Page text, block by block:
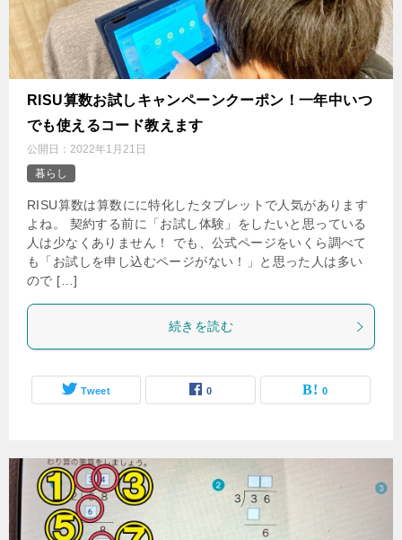
‌RISU算数お試しキャンペーンクーポン！一年中いつ
でも使えるコード教えます
公開日： 2022年1月21日
暮らし
RISU算数は算数にに特化したタブレットで人気があります
よね。 契約する前に「お試し体験」をしたいと思っている
人は少なくありません！ でも、公式ページをいくら調べて
も「お試しを申し込むページがない！」と思った人は多い
ので […]
続きを読む
Tweet 0 0